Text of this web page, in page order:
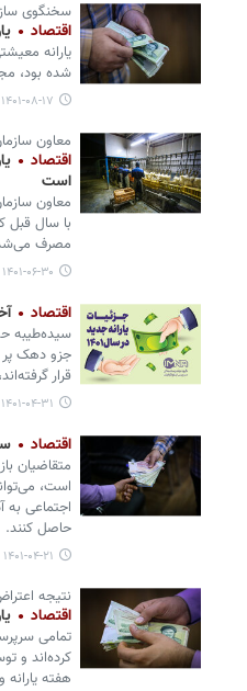
سخنگوی
اقتصاد
یارانه
شده بود،
۱۴۰۱-۰۸-۱۷ ۱۲:۳۸
معاون
اقتصاد
است
معاون
مصرف
۱۴۰۱-۰۶-۳۰ ۰۷:۳۰
اقتصاد
سیده‌طیبه
قرار
۱۴۰۱-۰۴-۳۱ ۰۶:۰۰
اقتصاد
است،
حاصل کنند.
۱۴۰۱-۰۴-۲۱ ۱۴:۲۵
نتیجه
اقتصاد
تمامی
کرده‌اند و
هفته